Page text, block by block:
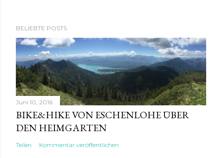
BELIEBTE POSTS
Juni 10, 2016
BIKE&HIKE VON ESCHENLOHE ÜBER
DEN HEIMGARTEN
Teilen Kommentar veröffentlichen